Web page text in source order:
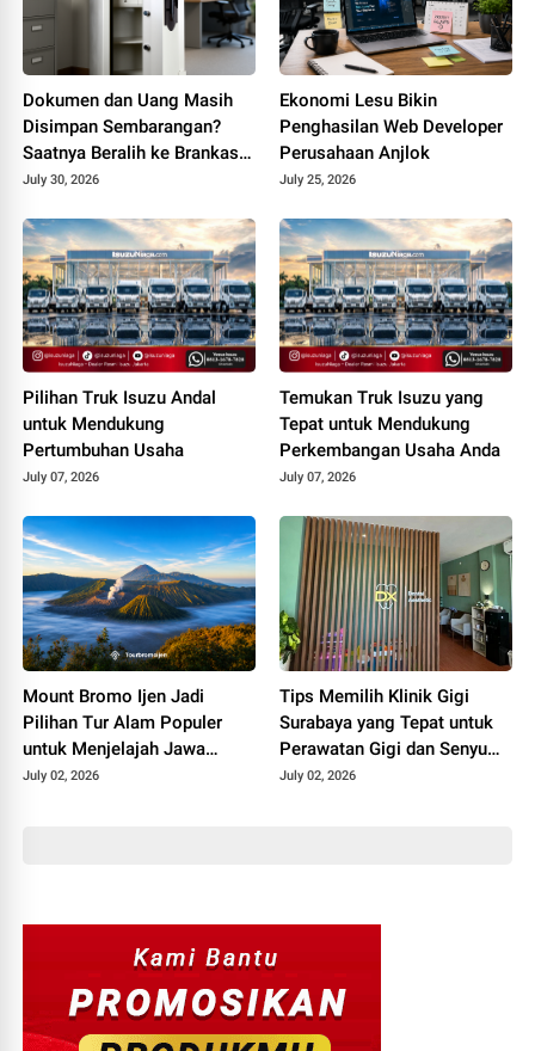
Dokumen dan Uang Masih
Disimpan Sembarangan?
Saatnya Beralih ke Brankas
Kantor
July 30, 2026
Ekonomi Lesu Bikin
Penghasilan Web Developer
Perusahaan Anjlok
July 25, 2026
Pilihan Truk Isuzu Andal
untuk Mendukung
Pertumbuhan Usaha
July 07, 2026
Temukan Truk Isuzu yang
Tepat untuk Mendukung
Perkembangan Usaha Anda
July 07, 2026
Mount Bromo Ijen Jadi
Pilihan Tur Alam Populer
untuk Menjelajah Jawa
Timur
July 02, 2026
Tips Memilih Klinik Gigi
Surabaya yang Tepat untuk
Perawatan Gigi dan Senyum
Lebih Percaya Diri
July 02, 2026